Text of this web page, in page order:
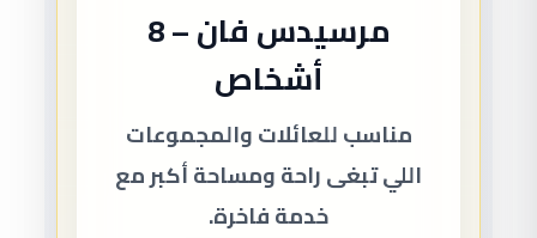
مرسيدس فان – 8
أشخاص
مناسب للعائلات والمجموعات
اللي تبغى راحة ومساحة أكبر مع
خدمة فاخرة.